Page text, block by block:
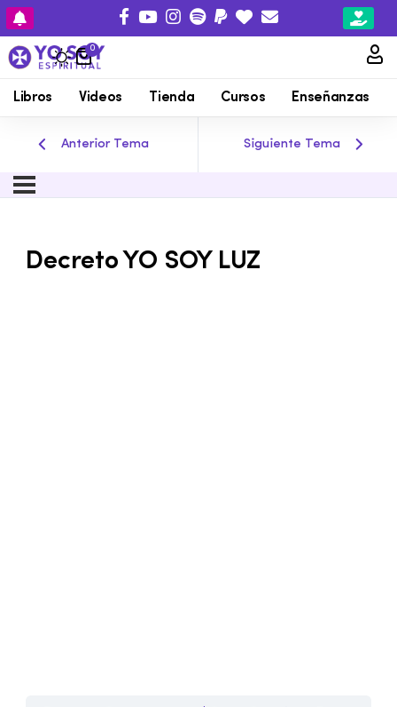
0
Libros Videos Tienda Cursos Enseñanzas
Anterior Tema Siguiente Tema
Decreto YO SOY LUZ